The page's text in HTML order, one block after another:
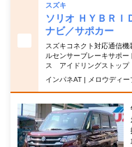
スズキ
ソリオ ＨＹＢＲ
ナビ／サポカー
スズキコネクト対応通信
ルセンサーブレーキサポ
ス アイドリングストッ
インパネAT | メロウディ